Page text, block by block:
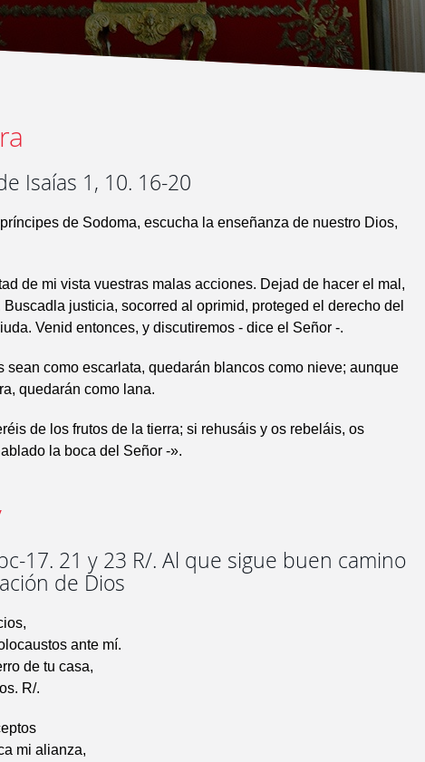
Isaías 1, 10. 16-20
de Sodoma, escucha la enseñanza de nuestro Dios,
de mi vista vuestras malas acciones. Dejad de hacer el mal,
justicia, socorred al oprimid, proteged el derecho del
Venid entonces, y discutiremos - dice el Señor -.
sean como escarlata, quedarán blancos como nieve; aunque
quedarán como lana.
de los frutos de la tierra; si rehusáis y os rebeláis, os
la boca del Señor -».
17. 21 y 23 R/. Al que sigue buen camino
de Dios
ante mí.
de tu casa,
R/.
mi alianza,